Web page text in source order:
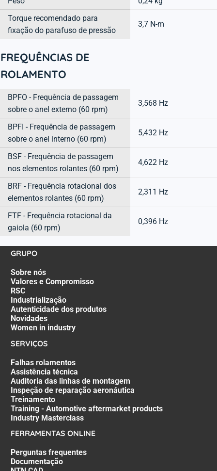
Torque recomendado para
fixação do parafuso de pressão
3,7 N-m
FREQUÊNCIAS DE
ROLAMENTO
BPFO - Frequência de passagem
sobre o anel externo (60 rpm)
3,568 Hz
BPFI - Frequência de passagem
sobre o anel interno (60 rpm)
5,432 Hz
BSF - Frequência de passagem
nos elementos rolantes (60 rpm)
4,622 Hz
BRF - Frequência rotacional dos
elementos rolantes (60 rpm)
2,311 Hz
FTF - Frequência rotacional da
gaiola (60 rpm)
0,396 Hz
GRUPO
Sobre nós
Valores e Compromisso
RSC
Industrialização
Autenticidade dos produtos
Novidades
Women in industry
SERVIÇOS
Falhas rolamentos
Assistência técnica
Auditoria das linhas de montagem
Inspeção de reparação aeronáutica
Treinamento
Training - Automotive aftermarket products
Industry Masterclass
FERRAMENTAS ONLINE
Perguntas frequentes
Documentação